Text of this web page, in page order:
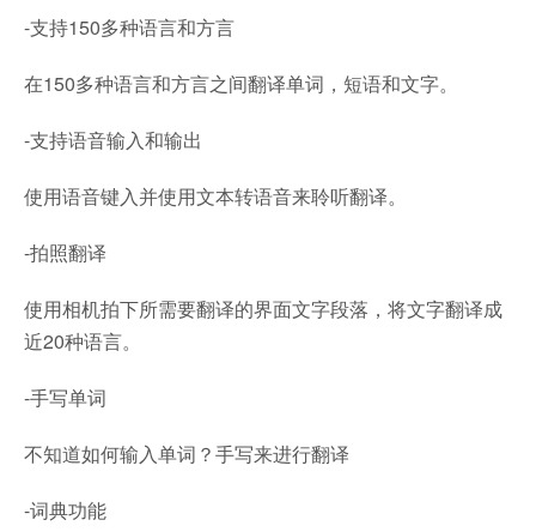
-支持150多种语言和方言
在150多种语言和方言之间翻译单词，短语和文字。
-支持语音输入和输出
使用语音键入并使用文本转语音来聆听翻译。
-拍照翻译
使用相机拍下所需要翻译的界面文字段落，将文字翻译成
近20种语言。
-手写单词
不知道如何输入单词？手写来进行翻译
-词典功能